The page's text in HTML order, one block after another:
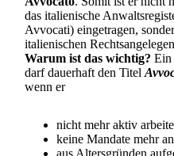
das italienische
Avvocati) eingetragen,
italienischen
Warum ist das wichtig? Ein
darf dauerhaft den Titel
wenn er
nicht mehr aktiv
keine Mandate mehr
aus Altersgründen